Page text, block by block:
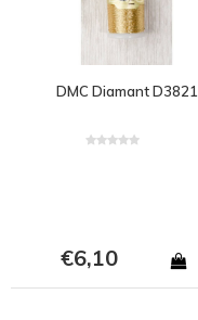
DMC Diamant D3821
€6,10